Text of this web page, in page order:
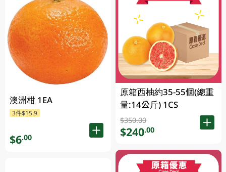
澳洲柑 1EA
3件$15.9
$6.00
原箱西柚約35-55個(總重
量:14公斤) 1CS
$350.00
$240.00